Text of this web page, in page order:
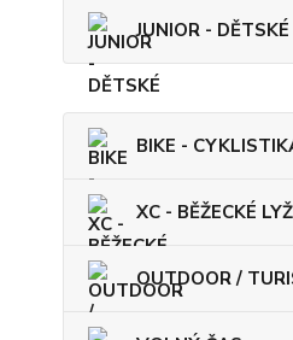
JUNIOR - DĚTSKÉ
BIKE -
XC - BĚŽECKÉ
OUTDOOR /